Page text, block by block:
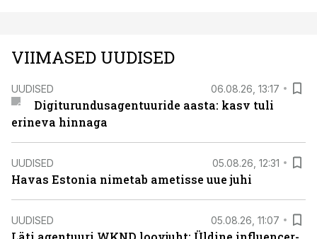
VIIMASED UUDISED
UUDISED 06.08.26, 13:17
Digiturundusagentuuride aasta: kasv tuli
erineva hinnaga
UUDISED 05.08.26, 12:31
Havas Estonia nimetab ametisse uue juhi
UUDISED 05.08.26, 11:07